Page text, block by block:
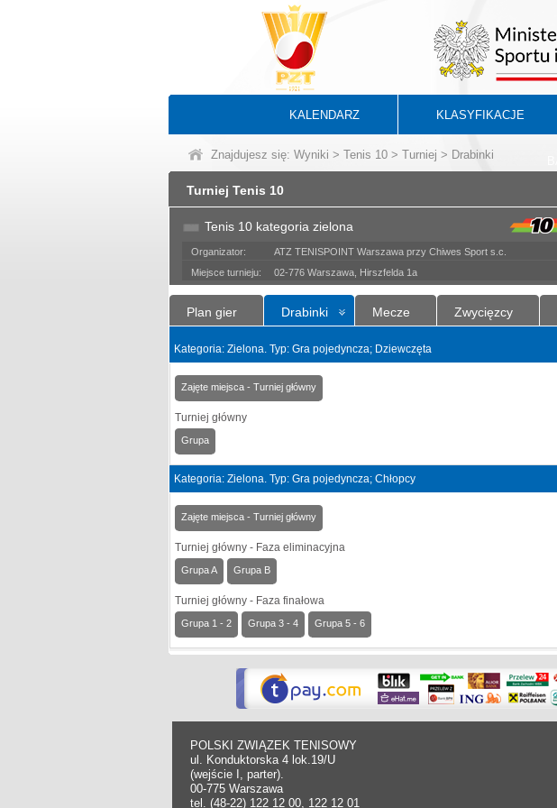
KALENDARZ KLASYFIKACJE
Znajdujesz się: Wyniki > Tenis 10 > Turniej > Drabinki
Turniej Tenis 10
Tenis 10 kategoria zielona
Organizator:
ATZ TENISPOINT Warszawa przy Chiwes Sport s.c.
Miejsce turnieju:
02-776 Warszawa, Hirszfelda 1a
Plan gier Drabinki Mecze Zwycięzcy
Kategoria: Zielona. Typ: Gra pojedyncza; Dziewczęta
Zajęte miejsca - Turniej główny
Turniej główny
Grupa
Kategoria: Zielona. Typ: Gra pojedyncza; Chłopcy
Zajęte miejsca - Turniej główny
Turniej główny - Faza eliminacyjna
Grupa A Grupa B
Turniej główny - Faza finałowa
Grupa 1 - 2 Grupa 3 - 4 Grupa 5 - 6
POLSKI ZWIĄZEK TENISOWY
ul. Konduktorska 4 lok.19/U
(wejście I, parter).
00-775 Warszawa
tel. (48-22) 122 12 00, 122 12 01